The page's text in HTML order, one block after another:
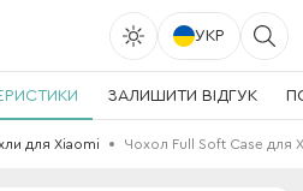
УКР
ЗАЛИШИТИ ВІДГУК
для Xiaomi Чохол Full Soft Case для